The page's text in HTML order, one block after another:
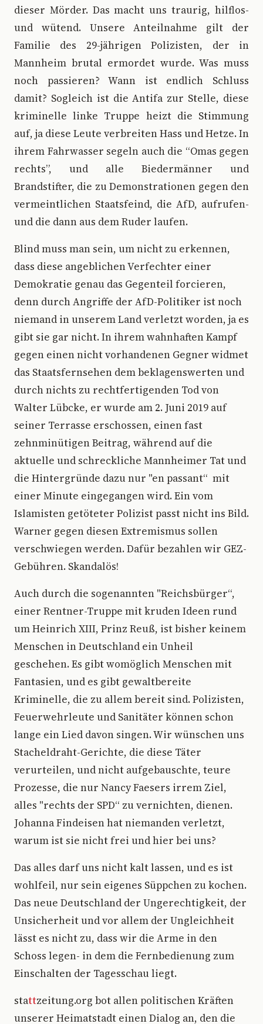
dieser Mörder. Das macht uns traurig, hilflos-
und wütend. Unsere Anteilnahme gilt der
Familie des 29-jährigen Polizisten, der in
Mannheim brutal ermordet wurde. Was muss
noch passieren? Wann ist endlich Schluss
damit? Sogleich ist die Antifa zur Stelle, diese
kriminelle linke Truppe heizt die Stimmung
auf, ja diese Leute verbreiten Hass und Hetze. In
ihrem Fahrwasser segeln auch die “Omas gegen
rechts”, und alle Biedermänner und
Brandstifter, die zu Demonstrationen gegen den
vermeintlichen Staatsfeind, die AfD, aufrufen-
und die dann aus dem Ruder laufen.
Blind muss man sein, um nicht zu erkennen,
dass diese angeblichen Verfechter einer
Demokratie genau das Gegenteil forcieren,
denn durch Angriffe der AfD-Politiker ist noch
niemand in unserem Land verletzt worden, ja es
gibt sie gar nicht. In ihrem wahnhaften Kampf
gegen einen nicht vorhandenen Gegner widmet
das Staatsfernsehen dem beklagenswerten und
durch nichts zu rechtfertigenden Tod von
Walter Lübcke, er wurde am 2. Juni 2019 auf
seiner Terrasse erschossen, einen fast
zehnminütigen Beitrag, während auf die
aktuelle und schreckliche Mannheimer Tat und
die Hintergründe dazu nur "en passant“ mit
einer Minute eingegangen wird. Ein vom
Islamisten getöteter Polizist passt nicht ins Bild.
Warner gegen diesen Extremismus sollen
verschwiegen werden. Dafür bezahlen wir GEZ-
Gebühren. Skandalös!
Auch durch die sogenannten "Reichsbürger“,
einer Rentner-Truppe mit kruden Ideen rund
um Heinrich XIII, Prinz Reuß, ist bisher keinem
Menschen in Deutschland ein Unheil
geschehen. Es gibt womöglich Menschen mit
Fantasien, und es gibt gewaltbereite
Kriminelle, die zu allem bereit sind. Polizisten,
Feuerwehrleute und Sanitäter können schon
lange ein Lied davon singen. Wir wünschen uns
Stacheldraht-Gerichte, die diese Täter
verurteilen, und nicht aufgebauschte, teure
Prozesse, die nur Nancy Faesers irrem Ziel,
alles "rechts der SPD“ zu vernichten, dienen.
Johanna Findeisen hat niemanden verletzt,
warum ist sie nicht frei und hier bei uns?
Das alles darf uns nicht kalt lassen, und es ist
wohlfeil, nur sein eigenes Süppchen zu kochen.
Das neue Deutschland der Ungerechtigkeit, der
Unsicherheit und vor allem der Ungleichheit
lässt es nicht zu, dass wir die Arme in den
Schoss legen- in dem die Fernbedienung zum
Einschalten der Tagesschau liegt.
stattzeitung.org bot allen politischen Kräften
unserer Heimatstadt einen Dialog an, den die